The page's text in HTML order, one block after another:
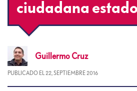
ciudadana
Guillermo Cruz
PUBLICADO EL 22, SEPTIEMBRE 2016